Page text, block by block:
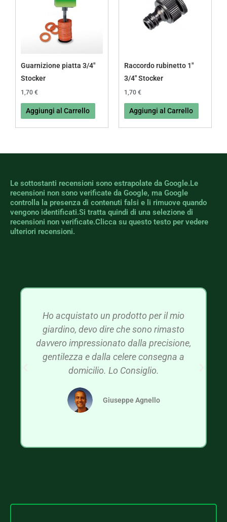
Guarnizione piatta 3/4″
Stocker
1,70 €
Aggiungi al Carrello
Raccordo rubinetto 1″
3/4″ Stocker
1,70 €
Aggiungi al Carrello
Le sottostanti recensioni sono estrapolate da Google.Le
recensioni non sono verificate da Google, ma Google
controlla la presenza di contenuti falsi e li rimuove quando
vengono identificati.Si tratta quindi di una selezione di
recensioni non verificate.Clicca su questo testo per vedere
ulteriori recensioni.
Ho acquistato un prodotto per il mio
giardino, devo dire che sono rimasto
davvero impressionato dalla precisione,
gentilezza e dalla celere consegna a
domicilio. Lo Consiglio.
Giuseppe Agnello